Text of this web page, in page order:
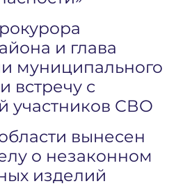
и глава
муниципального
встречу с
участников СВО
вынесен
о незаконном
изделий